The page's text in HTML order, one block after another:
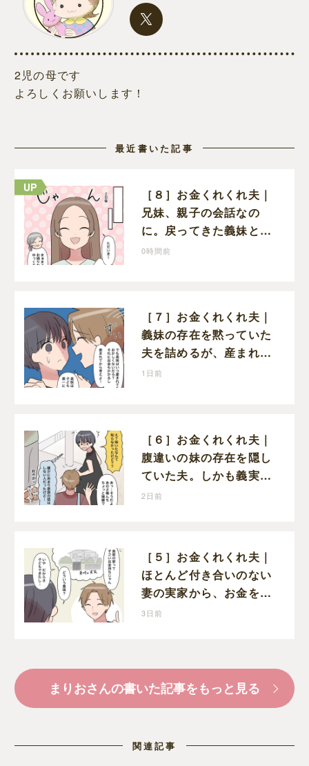
2児の母です
よろしくお願いします！
最近書いた記事
［８］お金くれくれ夫｜
兄妹、親子の会話なの
に。戻ってきた義妹と夫
や義母の様子になんだか
0時間前
［７］お金くれくれ夫｜
義妹の存在を黙っていた
夫を詰めるが、産まれる
子どものことを第一に考
1日前
［６］お金くれくれ夫｜
腹違いの妹の存在を隠し
ていた夫。しかも義実家
で一緒に暮らすことにな
2日前
［５］お金くれくれ夫｜
ほとんど付き合いのない
妻の実家から、お金を借
りようとする夫が怪しす
3日前
まりおさんの書いた記事をもっと見る
関連記事